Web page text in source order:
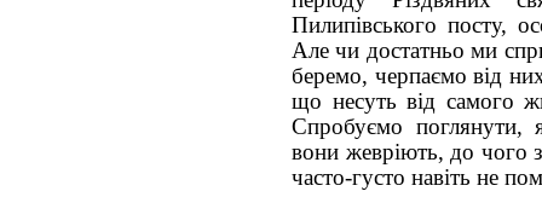
Пилипівського посту,
Але чи достатньо ми
беремо, черпаємо від
що несуть від самого
Спробуємо поглянути,
вони жевріють, до чого
часто-густо навіть не